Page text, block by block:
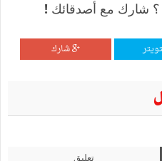
؟ شارك مع أصدقائك !
شارك
تعليق